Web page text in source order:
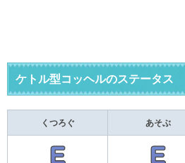
ケトル型コッヘルのステータス
くつろぐ あそぶ